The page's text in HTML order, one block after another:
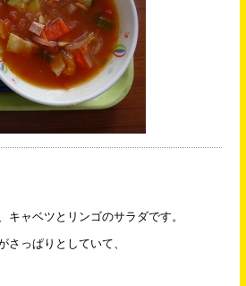
せ
ャベツとリンゴのサラダです。
っぱりとしていて、